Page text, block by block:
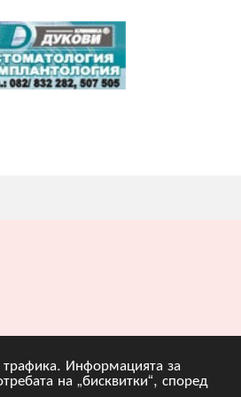
трафика. Информацията за
на „бисквитки“, според
:Гейт.БГ